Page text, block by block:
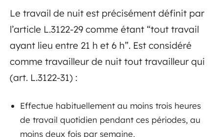
Le travail de nuit est précisément définit par
l’article L.3122-29 comme étant “tout travail
ayant lieu entre 21 h et 6 h”. Est considéré
comme travailleur de nuit tout travailleur qui
(art. L.3122-31) :
Effectue habituellement au moins trois heures
de travail quotidien pendant ces périodes, au
moins deux fois par semaine,